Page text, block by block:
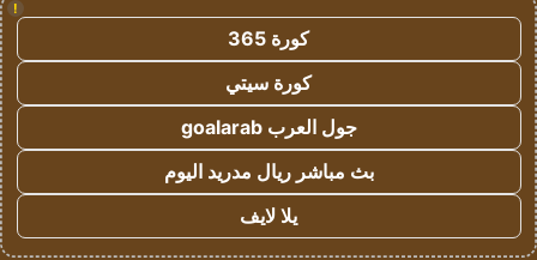
!
كورة 365
كورة سيتي
جول العرب goalarab
بث مباشر ريال مدريد اليوم
يلا لايف